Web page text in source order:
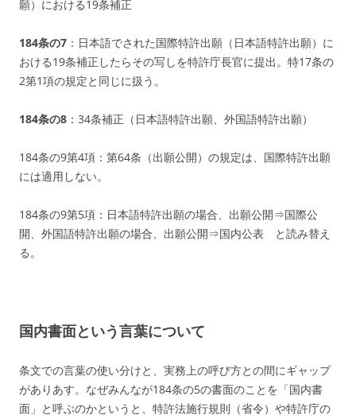
願）における19条補正
184条の7 ：日本語でされた国際特許出願（日本語特許出願）に
おける19条補正したらその写しを特許庁長官に提出。特17条の
2第1項の規定と同じに扱う。
184条の8 ：34条補正（日本語特許出願、外国語特許出願）
184条の9第4項：第64条（出願公開）の規定は、国際特許出願
には適用しない。
184条の9第5項：日本語特許出願の場合、出願公開⇒国際公
開、外国語特許出願の場合、出願公開⇒国内公表 と読み替え
る。
国内書面という言葉について
条文での言葉の使い分けと、実務上の呼び方との間にギャップ
がありあす。なぜみんなが184条の5の書面のことを「国内書
面」と呼ぶのかというと、特許法施行規則（省令）や特許庁の